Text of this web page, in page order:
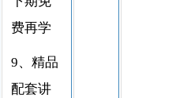
费再学
9、精品
配套讲